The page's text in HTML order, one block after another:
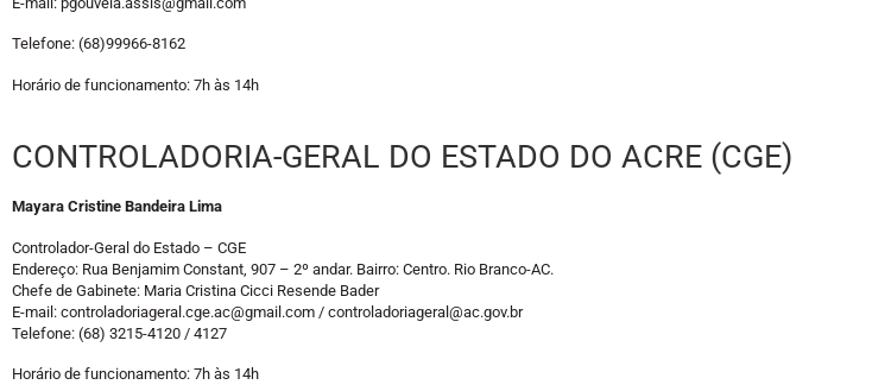
Telefone: (68)99966-8162
Horário de funcionamento: 7h às 14h
CONTROLADORIA-GERAL DO ESTADO DO ACRE (CGE)
Mayara Cristine Bandeira Lima
Controlador-Geral do Estado – CGE
Endereço: Rua Benjamim Constant, 907 – 2º andar. Bairro: Centro. Rio Branco-AC.
Chefe de Gabinete: Maria Cristina Cicci Resende Bader
E-mail: controladoriageral.cge.ac@gmail.com / controladoriageral@ac.gov.br
Telefone: (68) 3215-4120 / 4127
Horário de funcionamento: 7h às 14h